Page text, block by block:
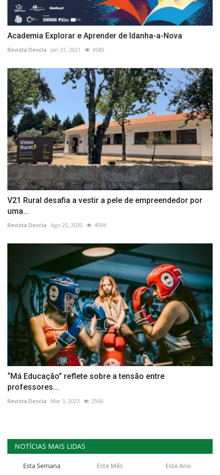
Academia Explorar e Aprender de Idanha-a-Nova
Revista Descla Jan 31, 2021 4580
V21 Rural desafia a vestir a pele de empreendedor por
uma...
Revista Descla Ago 25, 2020 4094
“Má Educação” reflete sobre a tensão entre
professores...
Revista Descla Mar 3, 2023 2566
NOTÍCIAS MAIS LIDAS
Esta Semana Este Mês Este Ano